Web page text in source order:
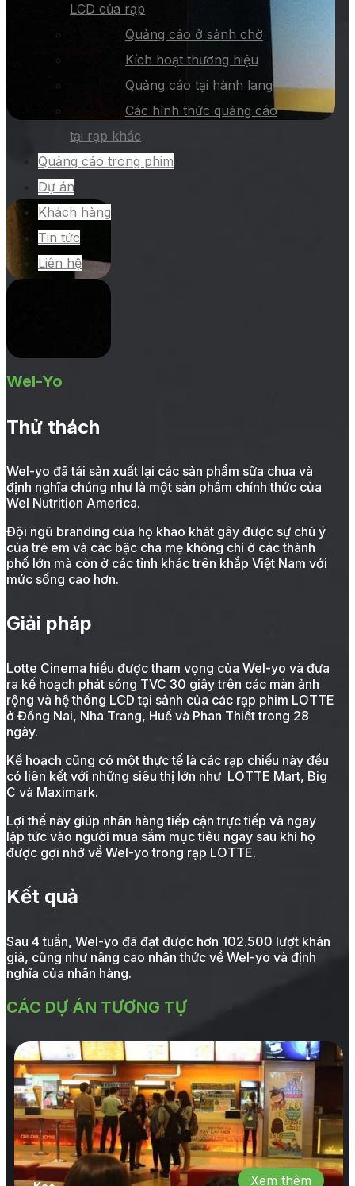
LCD của rạp
Quảng cáo ở sảnh chờ
Kích hoạt thương hiệu
Quảng cáo tại hành lang
Các hình thức quảng cáo
tại rạp khác
Quảng cáo trong phim
Dự án
Khách hàng
Tin tức
Liên hệ
Wel-Yo
Thử thách
Wel-yo đã tái sản xuất lại các sản phẩm sữa chua và
định nghĩa chúng như là một sản phẩm chính thức của
Wel Nutrition America.
Đội ngũ branding của họ khao khát gây được sự chú ý
của trẻ em và các bậc cha mẹ không chỉ ở các thành
phố lớn mà còn ở các tỉnh khác trên khắp Việt Nam với
mức sống cao hơn.
Giải pháp
Lotte Cinema hiểu được tham vọng của Wel-yo và đưa
ra kế hoạch phát sóng TVC 30 giây trên các màn ảnh
rộng và hệ thống LCD tại sảnh của các rạp phim LOTTE
ở Đồng Nai, Nha Trang, Huế và Phan Thiết trong 28
ngày.
Kế hoạch cũng có một thực tế là các rạp chiếu này đều
có liên kết với những siêu thị lớn như LOTTE Mart, Big
C và Maximark.
Lợi thế này giúp nhãn hàng tiếp cận trực tiếp và ngay
lập tức vào người mua sắm mục tiêu ngay sau khi họ
được gợi nhớ về Wel-yo trong rạp LOTTE.
Kết quả
Sau 4 tuần, Wel-yo đã đạt được hơn 102.500 lượt khán
giả, cũng như nâng cao nhận thức về Wel-yo và định
nghĩa của nhãn hàng.
CÁC DỰ ÁN TƯƠNG TỰ
Xem thêm